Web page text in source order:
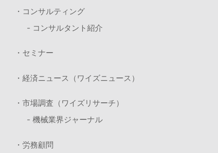
・コンサルティング
- コンサルタント紹介
・セミナー
・経済ニュース（ワイズニュース）
・市場調査（ワイズリサーチ）
- 機械業界ジャーナル
・労務顧問